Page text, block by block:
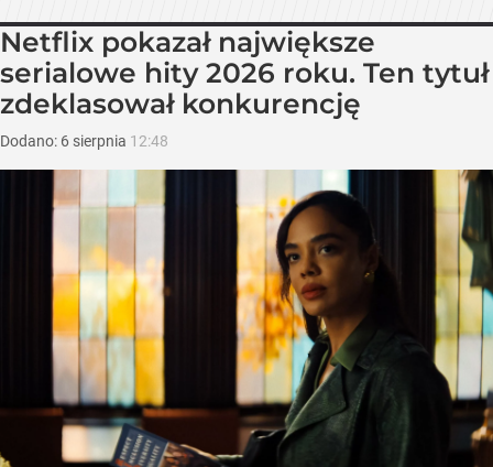
Netflix pokazał największe
serialowe hity 2026 roku. Ten tytuł
zdeklasował konkurencję
Dodano: 6 sierpnia 12:48